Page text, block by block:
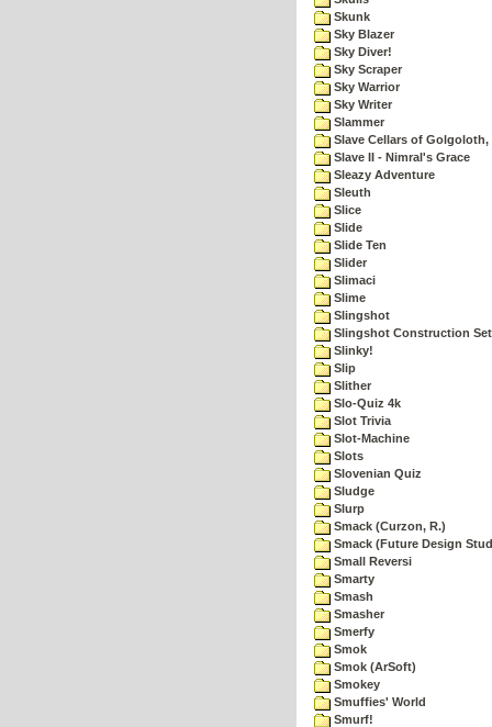
Skunk
Sky Blazer
Sky Diver!
Sky Scraper
Sky Warrior
Sky Writer
Slammer
Slave Cellars of Golgoloth,
Slave II - Nimral's Grace
Sleazy Adventure
Sleuth
Slice
Slide
Slide Ten
Slider
Slimaci
Slime
Slingshot
Slingshot Construction Set
Slinky!
Slip
Slither
Slo-Quiz 4k
Slot Trivia
Slot-Machine
Slots
Slovenian Quiz
Sludge
Slurp
Smack (Curzon, R.)
Smack (Future Design
Small Reversi
Smarty
Smash
Smasher
Smerfy
Smok
Smok (ArSoft)
Smokey
Smuffies' World
Smurf!